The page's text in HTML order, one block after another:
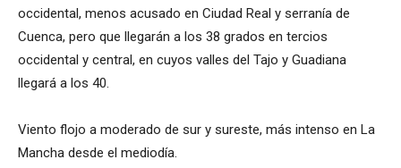
occidental, menos acusado en Ciudad Real y serranía de
Cuenca, pero que llegarán a los 38 grados en tercios
occidental y central, en cuyos valles del Tajo y Guadiana
llegará a los 40.
Viento flojo a moderado de sur y sureste, más intenso en La
Mancha desde el mediodía.